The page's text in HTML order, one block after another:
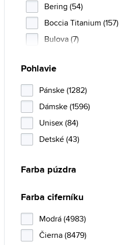
Bering (54)
Boccia Titanium (157)
Bulova (7)
Cannibal (2)
Casio (225)
Certina (4)
Christian Lacroix (6)
CIGA Design (1)
Cluse (64)
Daniel Wellington (107)
Danish Design (1)
Diesel (8)
Pohlavie
Pánske (1282)
Dámske (1596)
Unisex (84)
Detské (43)
Farba púzdra
Farba ciferníku
Modrá (4983)
Čierna (8479)